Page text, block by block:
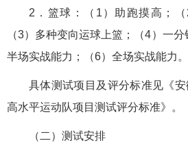
2．篮球：（1）助跑摸高；（
（3）多种变向运球上篮；（4）一分
半场实战能力；（6）全场实战能力。
具体测试项目及评分标准见《
高水平运动队项目测试评分标准》。
（二）测试安排